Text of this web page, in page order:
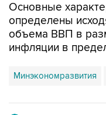
Основные
определены
объема ВВП в
инфляции в
Минэкономразвития